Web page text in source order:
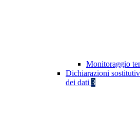
Monitoraggio
Dichiarazioni
dei dati 3